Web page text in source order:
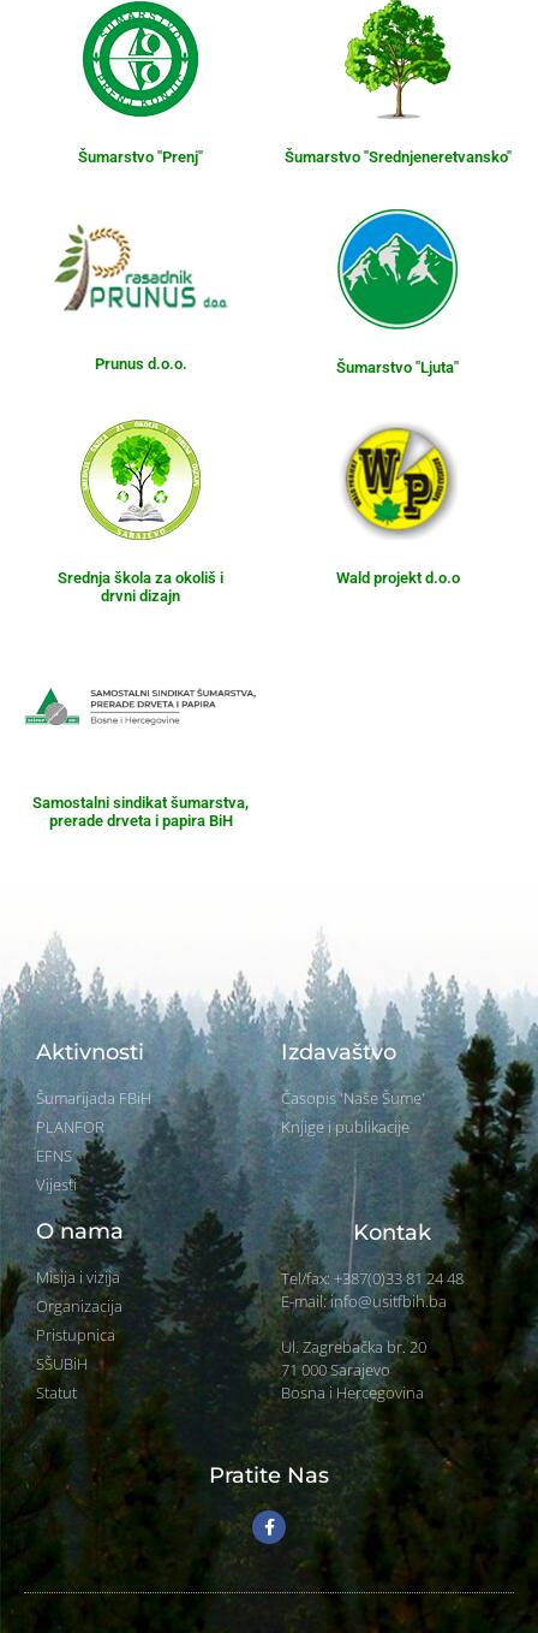
Šumarstvo "Prenj" Šumarstvo "Srednjeneretvansko"
Prunus d.o.o. Šumarstvo "Ljuta"
Srednja škola za okoliš i
drvni dizajn
Wald projekt d.o.o
Samostalni sindikat šumarstva,
prerade drveta i papira BiH
Aktivnosti
Šumarijada FBiH
PLANFOR
EFNS
Vijesti
Izdavaštvo
Časopis 'Naše Šume'
Knjige i publikacije
O nama
Misija i vizija
Organizacija
Pristupnica
SŠUBiH
Statut
Kontak
Tel/fax: +387(0)33 81 24 48
E-mail: info@usitfbih.ba
Ul. Zagrebačka br. 20
71 000 Sarajevo
Bosna i Hercegovina
Pratite Nas